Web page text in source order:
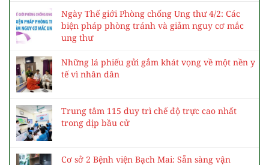
Ngày Thế giới Phòng chống Ung thư 4/2: Các
biện pháp phòng tránh và giảm nguy cơ mắc
ung thư
Những lá phiếu gửi gắm khát vọng về một nền y
tế vì nhân dân
Trung tâm 115 duy trì chế độ trực cao nhất
trong dịp bầu cử
Cơ sở 2 Bệnh viện Bạch Mai: Sẵn sàng vận